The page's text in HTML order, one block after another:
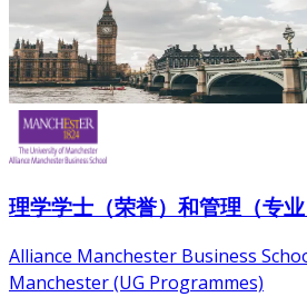
理学学士（荣誉）和管理（专业
Alliance Manchester Business
Manchester (UG Programmes)